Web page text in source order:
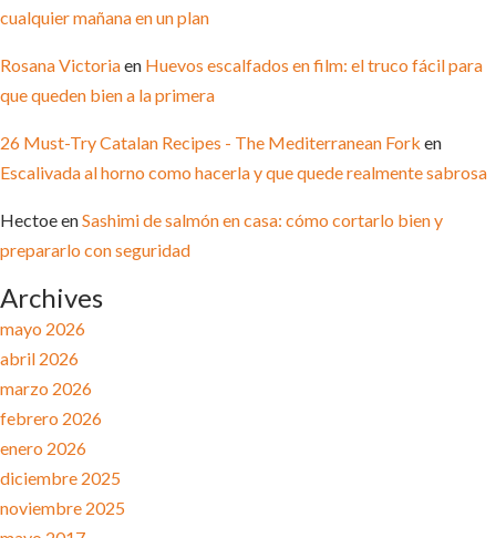
cualquier mañana en un plan
Rosana Victoriaen Huevos escalfados en film: el truco fácil para
que queden bien a la primera
26 Must-Try Catalan Recipes - The Mediterranean Fork en
Escalivada al horno como hacerla y que quede realmente sabrosa
HectoeenSashimi de salmón en casa: cómo cortarlo bien y
prepararlo con seguridad
Archives
mayo 2026
abril 2026
marzo 2026
febrero 2026
enero 2026
diciembre 2025
noviembre 2025